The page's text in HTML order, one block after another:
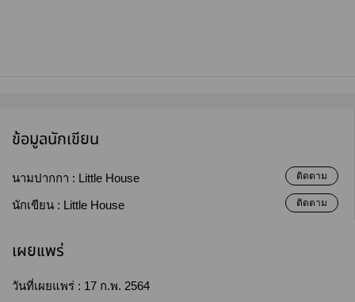
ข้อมูลนักเขียน
นามปากกา : Little House ติดตาม
นักเขียน : Little House ติดตาม
เผยแพร่
วันที่เผยแพร่ : 17 ก.พ. 2564